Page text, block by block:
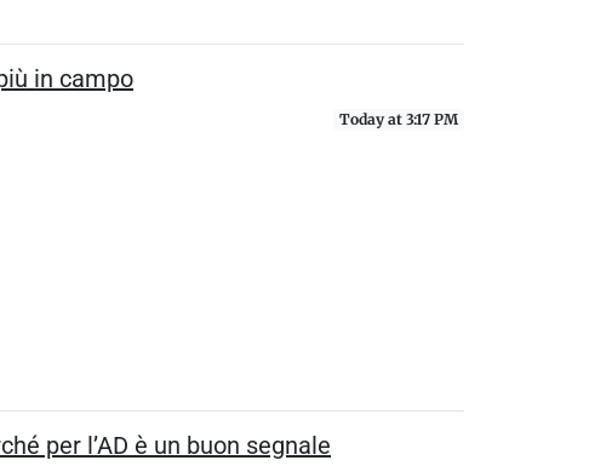
in campo
Today at 3:17 PM
per l’AD è un buon segnale